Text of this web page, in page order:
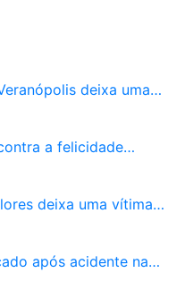
deixa uma…
a felicidade…
deixa uma vítima…
após acidente na…